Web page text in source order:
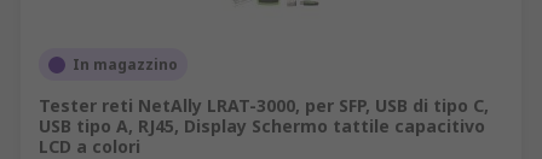
In magazzino
Tester reti NetAlly LRAT-3000, per SFP, USB di tipo C,
USB tipo A, RJ45, Display Schermo tattile capacitivo
LCD a colori